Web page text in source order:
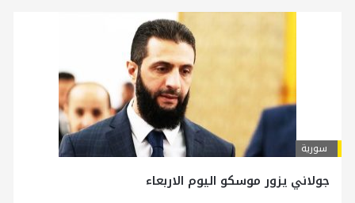
سورية
جولاني يزور موسكو اليوم الاربعاء